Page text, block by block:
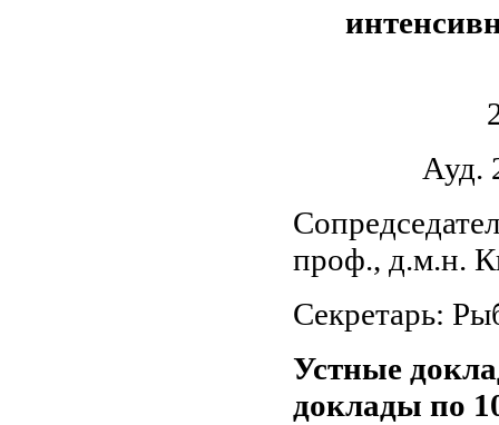
Ауд.
проф., д.м.н.
Секретарь:
Устные
доклады по